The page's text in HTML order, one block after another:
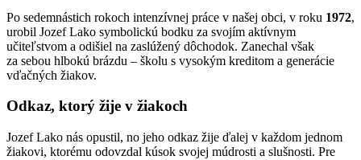
Po sedemnástich rokoch intenzívnej práce v našej obci, v roku 1972,
urobil Jozef Lako symbolickú bodku za svojím aktívnym
učiteľstvom a odišiel na zaslúžený dôchodok. Zanechal však
za sebou hlbokú brázdu – školu s vysokým kreditom a generácie
vďačných žiakov.
Odkaz, ktorý žije v žiakoch
Jozef Lako nás opustil, no jeho odkaz žije ďalej v každom jednom
žiakovi, ktorému odovzdal kúsok svojej múdrosti a slušnosti. Pre